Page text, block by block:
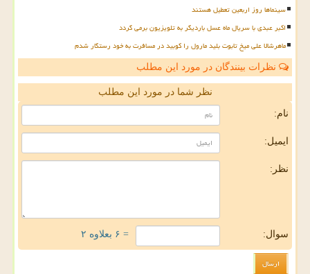
سینماها روز اربعین تعطیل هستند
اکبر عبدی با سریال ماه عسل باردیگر به تلویزیون برمی گردد
ماهرشالا علی میخ تابوت بلید مارول را کوبید در مسافرت به خود رستگار شدم
نظرات بینندگان در مورد این مطلب
نظر شما در مورد این مطلب
نام:
ایمیل:
نظر:
سوال: = ۶ بعلاوه ۲